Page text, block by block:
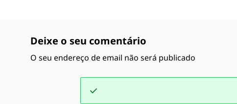
Deixe o seu comentário
O seu endereço de email não será publicado